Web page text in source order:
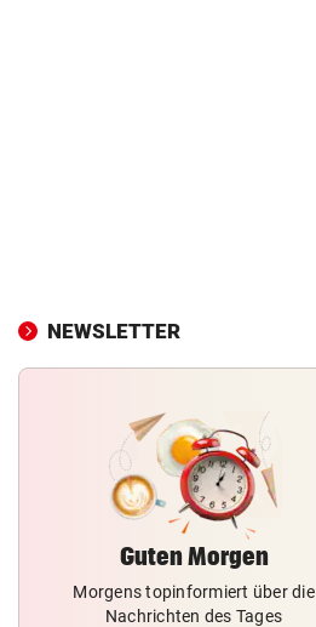
NEWSLETTER
Guten Morgen
Morgens topinformiert über die
Nachrichten des Tages